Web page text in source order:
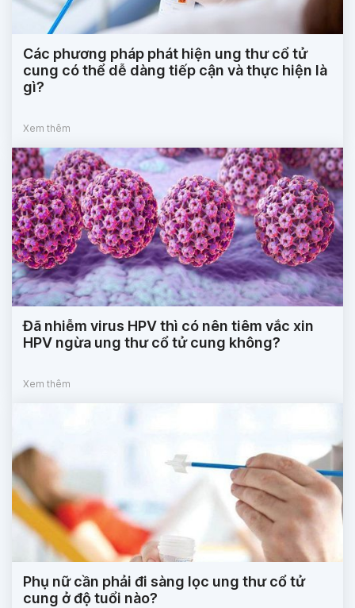
Các phương pháp phát hiện ung thư cổ tử
cung có thể dễ dàng tiếp cận và thực hiện là
gì?
Xem thêm
Đã nhiễm virus HPV thì có nên tiêm vắc xin
HPV ngừa ung thư cổ tử cung không?
Xem thêm
Phụ nữ cần phải đi sàng lọc ung thư cổ tử
cung ở độ tuổi nào?